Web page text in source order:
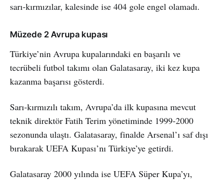
sarı-kırmızılar, kalesinde ise 404 gole engel olamadı.
Müzede 2 Avrupa kupası
Türkiye’nin Avrupa kupalarındaki en başarılı ve
tecrübeli futbol takımı olan Galatasaray, iki kez kupa
kazanma başarısı gösterdi.
Sarı-kırmızılı takım, Avrupa’da ilk kupasına mevcut
teknik direktör Fatih Terim yönetiminde 1999-2000
sezonunda ulaştı. Galatasaray, finalde Arsenal’ı saf dışı
bırakarak UEFA Kupası’nı Türkiye’ye getirdi.
Galatasaray 2000 yılında ise UEFA Süper Kupa’yı,